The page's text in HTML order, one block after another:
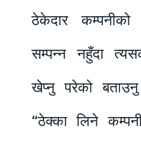
ठेकेदार कम्पनीको
सम्पन्न नहुँदा
खेप्नु परेको
“ठेक्का लिने